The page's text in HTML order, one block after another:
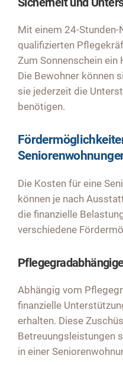
Mit einem 24-
qualifizierten
Zum Sonnenschein ein
Die Bewohner können
sie jederzeit die
benötigen.
Die Kosten für eine
können je nach
die finanzielle
verschiedene
Abhängig vom
finanzielle
erhalten. Diese
Betreuungsleistungen
in einer